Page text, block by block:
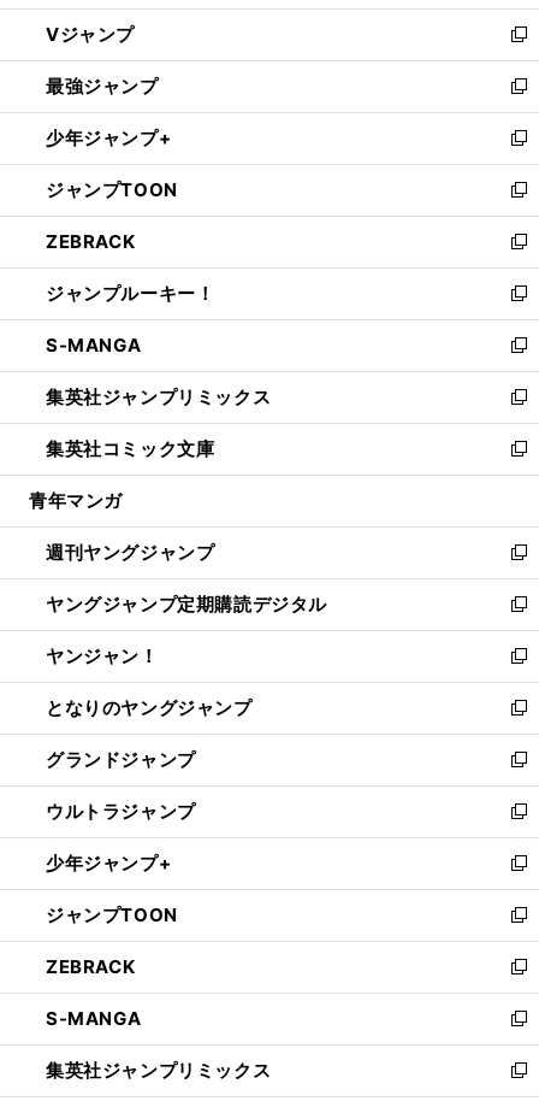
ウ
ィ
ン
ド
ウ
で
開
く
し
い
ウ
ィ
ン
ド
ウ
で
開
く
Vジャンプ
新
し
い
ウ
ィ
ン
ド
ウ
で
開
く
最強ジャンプ
新
し
い
ウ
ィ
ン
ド
ウ
で
開
く
少年ジャンプ+
新
し
い
ウ
ィ
ン
ド
ウ
で
開
く
ジャンプTOON
新
し
い
ウ
ィ
ン
ド
ウ
で
開
く
ZEBRACK
新
し
い
ウ
ィ
ン
ド
ウ
で
開
ジャンプルーキー！
新
し
い
ウ
ィ
ン
ド
ウ
開
く
S-MANGA
新
し
い
ウ
ィ
ン
ウ
で
開
く
集英社ジャンプリミックス
新
し
い
ウ
ン
ド
ウ
で
開
く
集英社コミック文庫
新
し
ウ
ィ
ン
ド
ウ
で
開
く
青年マンガ
週刊ヤングジャンプ
新
し
い
ウ
ィ
ン
ド
ウ
で
開
く
ヤングジャンプ定期購読デジタル
新
し
い
ウ
ィ
ン
ド
ウ
で
開
く
ヤンジャン！
新
し
い
ウ
ィ
ン
ド
ウ
で
開
く
となりのヤングジャンプ
新
し
い
ウ
ィ
ン
ド
ウ
で
開
く
グランドジャンプ
新
し
い
ウ
ィ
ン
ド
ウ
で
開
く
ウルトラジャンプ
新
し
い
ウ
ィ
ン
ド
ウ
で
開
く
少年ジャンプ+
新
し
い
ウ
ィ
ン
ド
ウ
で
開
ジャンプTOON
新
し
い
ウ
ィ
ン
ド
ウ
ZEBRACK
新
し
い
ウ
ィ
ン
S-MANGA
新
し
い
ウ
集英社ジャンプリミックス
新
し